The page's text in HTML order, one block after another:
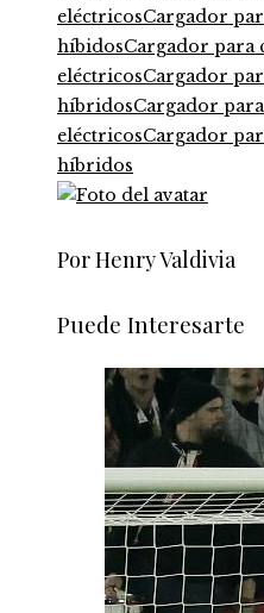
eléctricosCargador
híbidosCargador para
eléctricosCargador
híbridosCargador
eléctricosCargador
híbridos
Por Henry Valdivia
Puede Interesarte